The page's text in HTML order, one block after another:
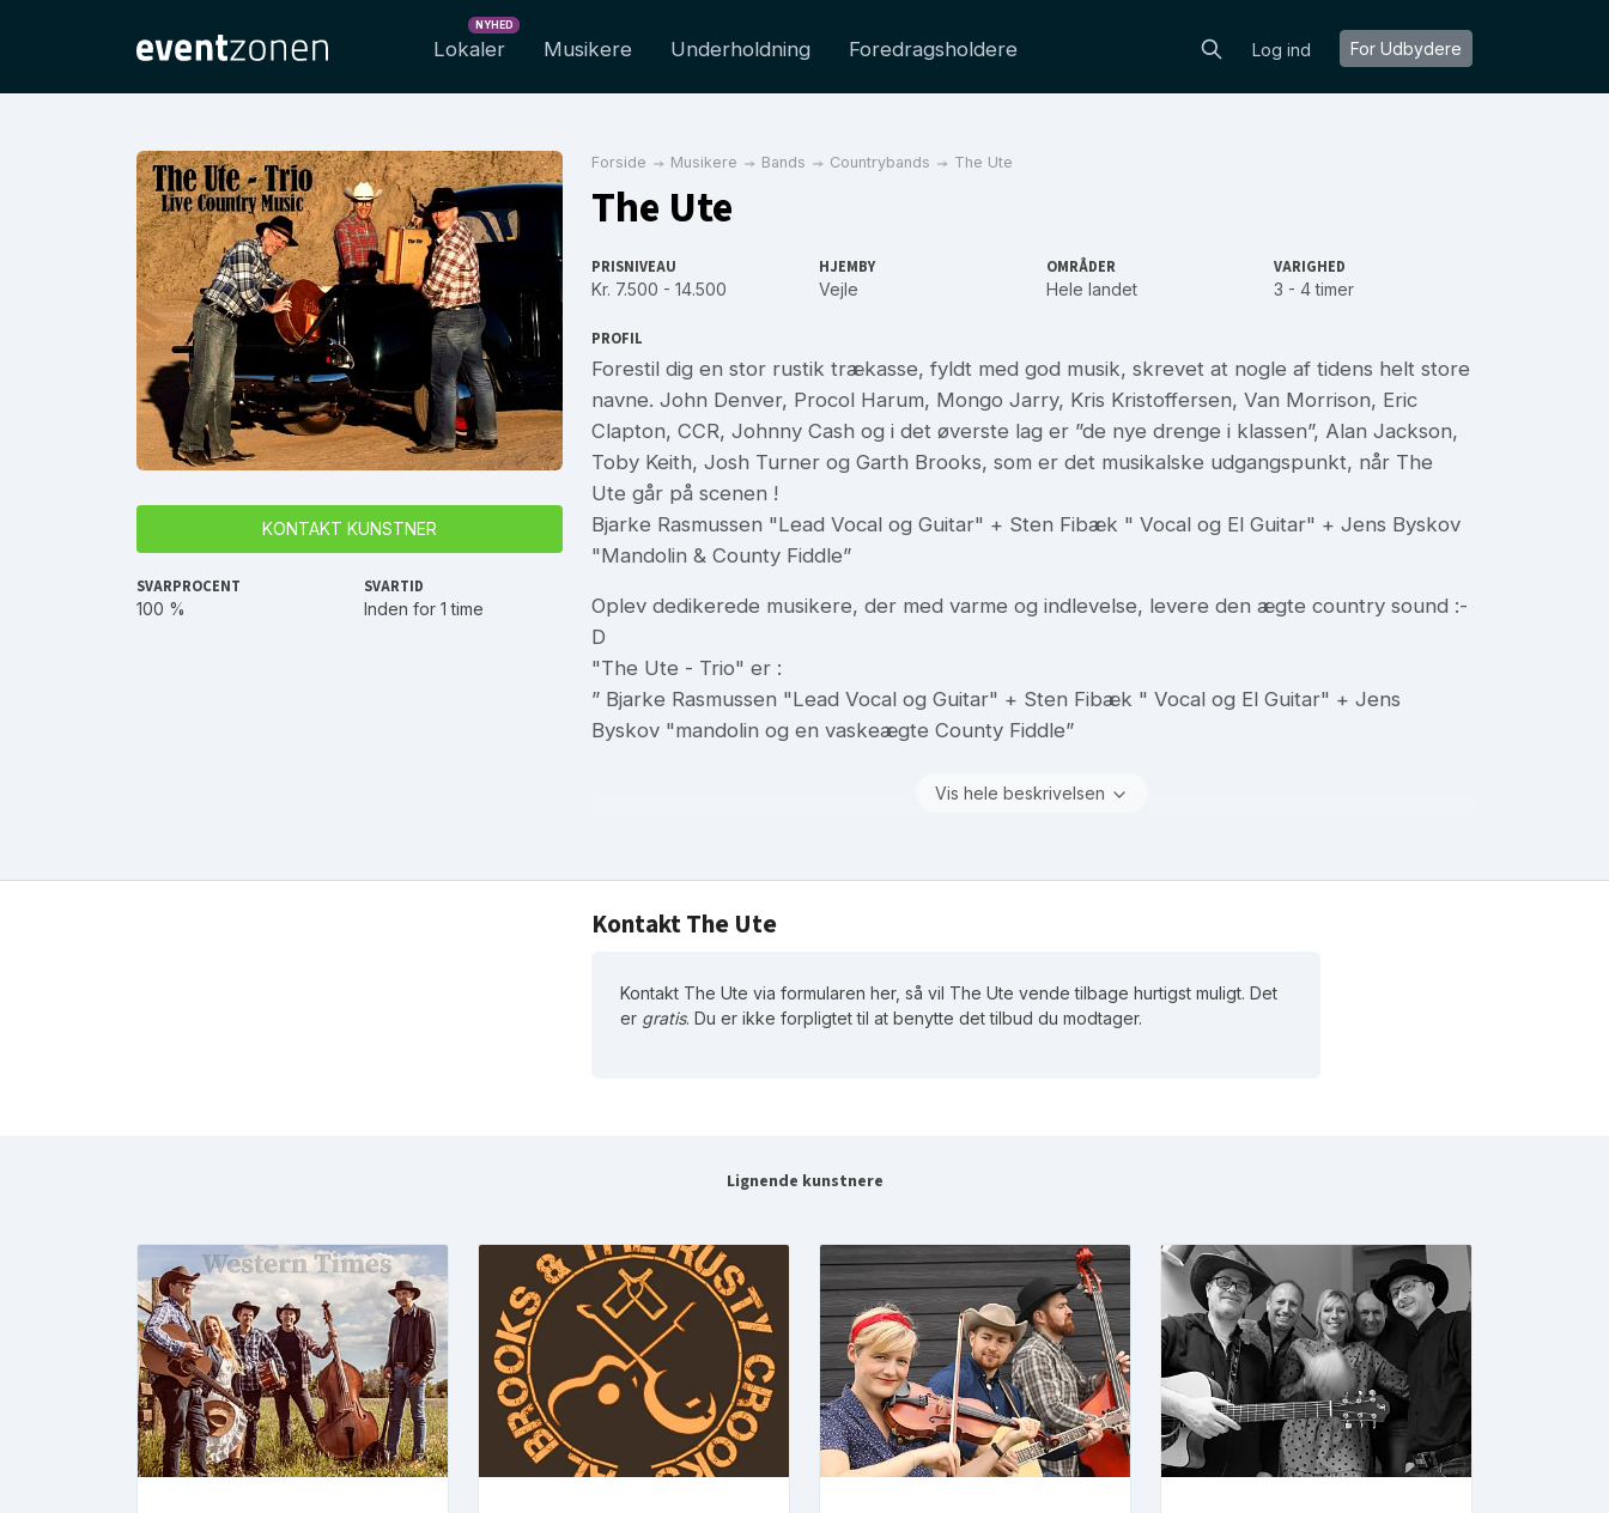
Lokaler
NYHED
Musikere Underholdning Foredragsholdere Log ind For Udbydere
KONTAKT KUNSTNER
SVARPROCENT
100 %
SVARTID
Inden for 1 time
Forside Musikere Bands Countrybands The Ute
The Ute
PRISNIVEAU
Kr. 7.500 - 14.500
HJEMBY
Vejle
OMRÅDER
Hele landet
VARIGHED
3 - 4 timer
PROFIL
Forestil dig en stor rustik trækasse, fyldt med god musik, skrevet at nogle af tidens helt store
navne. John Denver, Procol Harum, Mongo Jarry, Kris Kristoffersen, Van Morrison, Eric
Clapton, CCR, Johnny Cash og i det øverste lag er ”de nye drenge i klassen”, Alan Jackson,
Toby Keith, Josh Turner og Garth Brooks, som er det musikalske udgangspunkt, når The
Ute går på scenen !
Bjarke Rasmussen "Lead Vocal og Guitar" + Sten Fibæk " Vocal og El Guitar" + Jens Byskov
"Mandolin & County Fiddle”
Oplev dedikerede musikere, der med varme og indlevelse, levere den ægte country sound :-
D
"The Ute - Trio" er :
” Bjarke Rasmussen "Lead Vocal og Guitar" + Sten Fibæk " Vocal og El Guitar" + Jens
Byskov "mandolin og en vaskeægte County Fiddle”
Vis hele beskrivelsen
Kontakt The Ute
Kontakt The Ute via formularen her, så vil The Ute vende tilbage hurtigst muligt. Det
er gratis. Du er ikke forpligtet til at benytte det tilbud du modtager.
Lignende kunstnere